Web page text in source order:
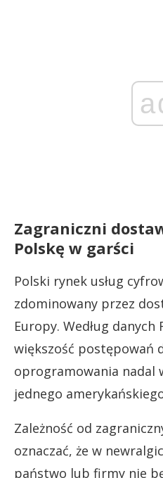
Zagraniczni
Polskę w garści
Polski rynek usług
zdominowany przez
Europy. Według
większość postępowań
oprogramowania nadal
jednego
Zależność od
oznaczać, że w
państwo lub firmy nie